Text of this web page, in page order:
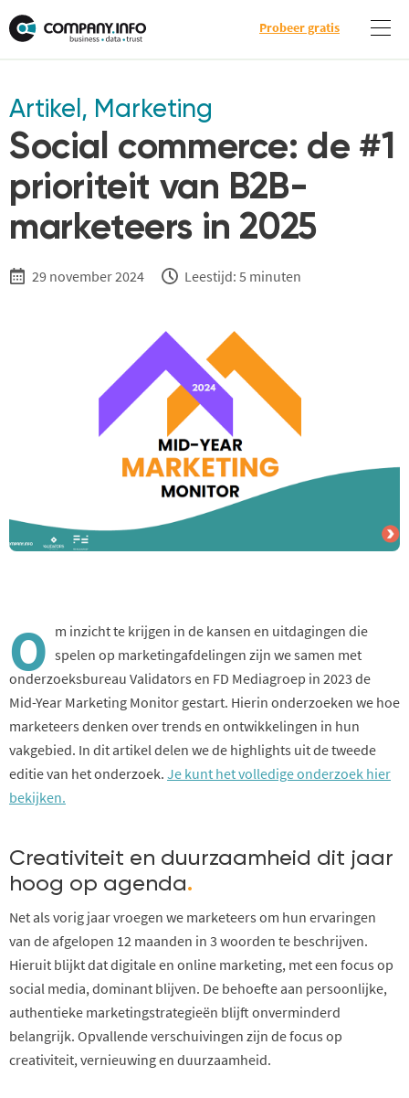
Probeer gratis
Artikel , Marketing
Social commerce: de #1
prioriteit van B2B-
marketeers in 2025
29 november 2024 Leestijd: 5 minuten
O m inzicht te krijgen in de kansen en uitdagingen die
spelen op marketingafdelingen zijn we samen met
onderzoeksbureau Validators en FD Mediagroep in 2023 de
Mid-Year Marketing Monitor gestart. Hierin onderzoeken we hoe
marketeers denken over trends en ontwikkelingen in hun
vakgebied. In dit artikel delen we de highlights uit de tweede
editie van het onderzoek. Je kunt het volledige onderzoek hier
bekijken.
Creativiteit en duurzaamheid dit jaar
hoog op agenda.
Net als vorig jaar vroegen we marketeers om hun ervaringen
van de afgelopen 12 maanden in 3 woorden te beschrijven.
Hieruit blijkt dat digitale en online marketing, met een focus op
social media, dominant blijven. De behoefte aan persoonlijke,
authentieke marketingstrategieën blijft onverminderd
belangrijk. Opvallende verschuivingen zijn de focus op
creativiteit, vernieuwing en duurzaamheid.